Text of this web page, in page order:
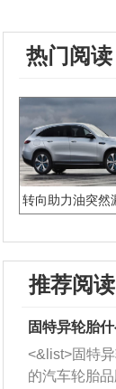
热门阅读
转向助力油突然
推荐阅读
固特异轮胎
<&list>固特
的汽车轮胎